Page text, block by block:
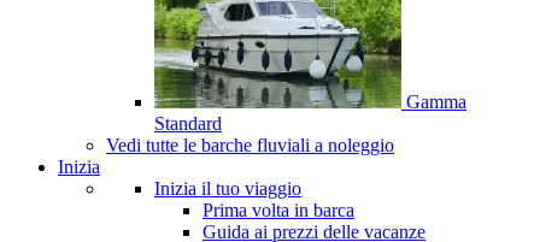
Gamma
Standard
Vedi tutte le barche fluviali a noleggio
Inizia
Inizia il tuo viaggio
Prima volta in barca
Guida ai prezzi delle vacanze